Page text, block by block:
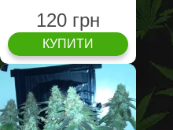
120 грн
КУПИТИ